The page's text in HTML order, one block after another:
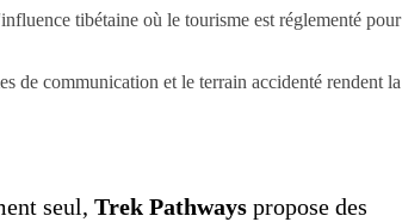
tibétaine où le tourisme est réglementé pour
de communication et le terrain accidenté rendent la
seul, Trek Pathways propose des